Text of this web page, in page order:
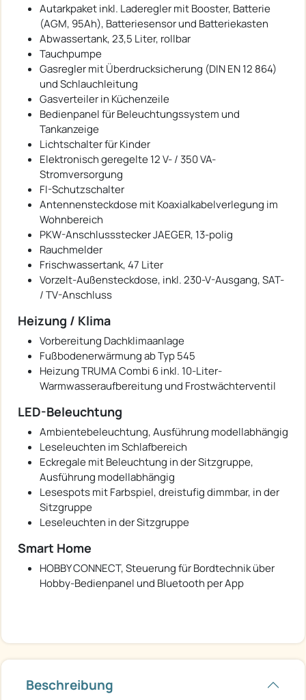
Autarkpaket inkl. Laderegler mit Booster, Batterie
(AGM, 95Ah), Batteriesensor und Batteriekasten
Abwassertank, 23,5 Liter, rollbar
Tauchpumpe
Gasregler mit Überdrucksicherung (DIN EN 12 864)
und Schlauchleitung
Gasverteiler in Küchenzeile
Bedienpanel für Beleuchtungssystem und
Tankanzeige
Lichtschalter für Kinder
Elektronisch geregelte 12 V- / 350 VA-
Stromversorgung
FI-Schutzschalter
Antennensteckdose mit Koaxialkabelverlegung im
Wohnbereich
PKW-Anschlussstecker JAEGER, 13-polig
Rauchmelder
Frischwassertank, 47 Liter
Vorzelt-Außensteckdose, inkl. 230-V-Ausgang, SAT-
/ TV-Anschluss
Heizung / Klima
Vorbereitung Dachklimaanlage
Fußbodenerwärmung ab Typ 545
Heizung TRUMA Combi 6 inkl. 10-Liter-
Warmwasseraufbereitung und Frostwächterventil
LED-Beleuchtung
Ambientebeleuchtung, Ausführung modellabhängig
Leseleuchten im Schlafbereich
Eckregale mit Beleuchtung in der Sitzgruppe,
Ausführung modellabhängig
Lesespots mit Farbspiel, dreistufig dimmbar, in der
Sitzgruppe
Leseleuchten in der Sitzgruppe
Smart Home
HOBBY CONNECT, Steuerung für Bordtechnik über
Hobby-Bedienpanel und Bluetooth per App
Beschreibung